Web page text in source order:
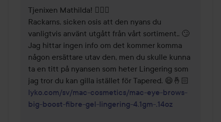
Tjenixen Mathilda! 🙋🏼‍♀️
Rackarns, sicken osis att den nyans du
vanligtvis använt utgått från vårt sortiment.. 🙄
Jag hittar ingen info om det kommer komma
någon ersättare utav den, men du skulle kunna
ta en titt på nyansen som heter Lingering som
lyko.com/sv/mac-cosmetics/mac-eye-brows-
big-boost-fibre-gel-lingering-4.1gm-.14oz